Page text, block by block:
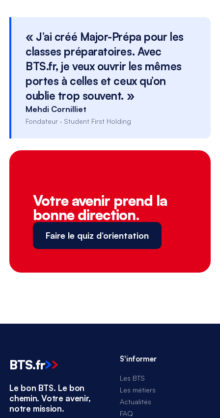
« J’ai créé Major-Prépa pour les
classes préparatoires. Avec
BTS.fr, je veux ouvrir les mêmes
portes à celles et ceux qu’on
oublie trop souvent. »
Mehdi Cornilliet
Fondateur · Student First Holding
Votre avenir prend la
bonne direction.
Faire le quiz d’orientation
BTS.fr
Le bon BTS. Le bon
chemin. Votre avenir,
notre mission.
S'informer
Les BTS
Les métiers
Actualités
FAQ